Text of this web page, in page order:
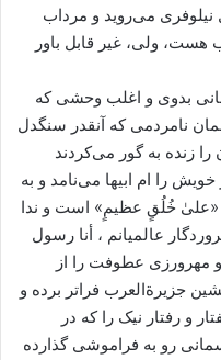
نیلوفری می‌روید و مرداب
ولی، غیر قابل باور
بدوی و اغلب وحشی که
نامردمی که آنقدر سنگدل
زنده به گور می‌کردند
را ام ابیها می‌نامد و به
«علیٰ خُلُقٍ عظیمٍ» است و ندا
عالمیانم ، أنا رسول
مهرورزی عطوفت را از
جزیرةالعرب فراتر برده و
و رفتار نیک را که در
رو به فراموشی گذارده